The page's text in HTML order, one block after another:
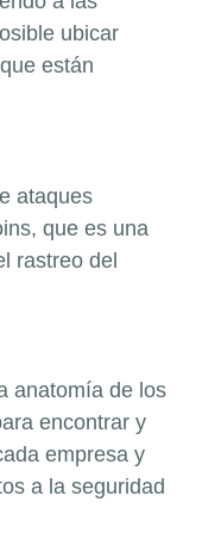
ubicar
están
ataques
que es una
rastreo del
anatomía de los
encontrar y
empresa y
a la seguridad